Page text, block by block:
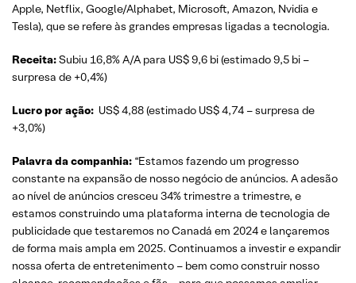
Apple, Netflix, Google/Alphabet, Microsoft, Amazon, Nvidia e
Tesla), que se refere às grandes empresas ligadas a tecnologia.
Receita:Subiu 16,8% A/A para US$ 9,6 bi (estimado 9,5 bi –
surpresa de +0,4%)
Lucro por ação: US$ 4,88 (estimado US$ 4,74 – surpresa de
+3,0%)
Palavra da companhia: “Estamos fazendo um progresso
constante na expansão de nosso negócio de anúncios. A adesão
ao nível de anúncios cresceu 34% trimestre a trimestre, e
estamos construindo uma plataforma interna de tecnologia de
publicidade que testaremos no Canadá em 2024 e lançaremos
de forma mais ampla em 2025. Continuamos a investir e expandir
nossa oferta de entretenimento – bem como construir nosso